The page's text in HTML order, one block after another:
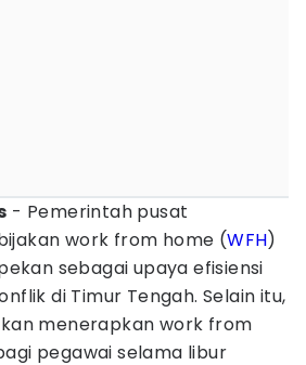
- Pemerintah pusat
work from home (WFH)
sebagai upaya efisiensi
di Timur Tengah. Selain itu,
menerapkan work from
pegawai selama libur